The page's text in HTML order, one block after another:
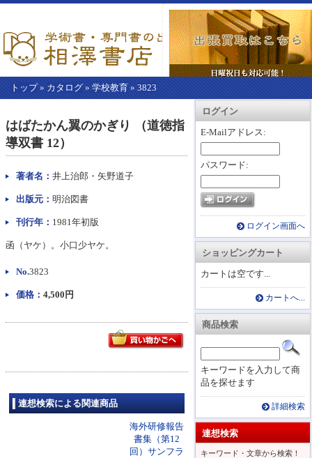
トップ» カタログ » 学校教育 » 3823
カートを見る
ログイン
E-Mailアドレス:
パスワード:
ログイン画面へ
ショッピングカート
カートは空です...
カートへ...
商品検索
キーワードを入力して商
品を探せます
詳細検索
連想検索
キーワード・文章から検索！
こ
か
ら
本
文】
はばたかん翼のかぎり （道徳指
導双書 12）
著者名： 井上治郎・矢野道子
出版元： 明治図書
刊行年： 1981年初版
函（ヤケ）。小口少ヤケ。
No.3823
価格： 4,500円
連想検索による関連商品
海外研修報告
書集（第12
回）サンフラ